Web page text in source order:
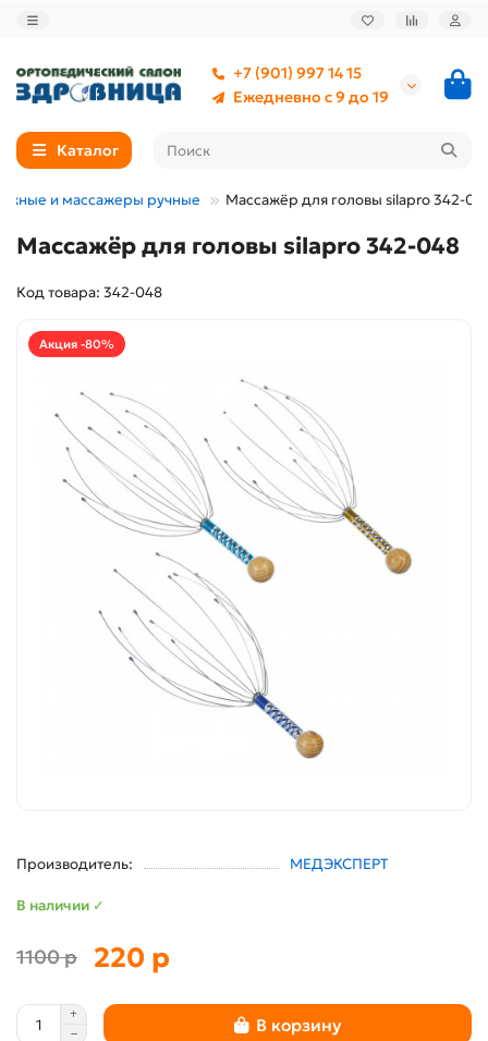
+7 (901) 997 14 15
Ежедневно с 9 до 19
Каталог
и массажеры ручные Массажёр для головы silapro 342-
Массажёр для головы silapro 342-048
Код товара: 342-048
Акция -80%
Производитель: МЕДЭКСПЕРТ
В наличии ✓
1100 р 220 р
В корзину